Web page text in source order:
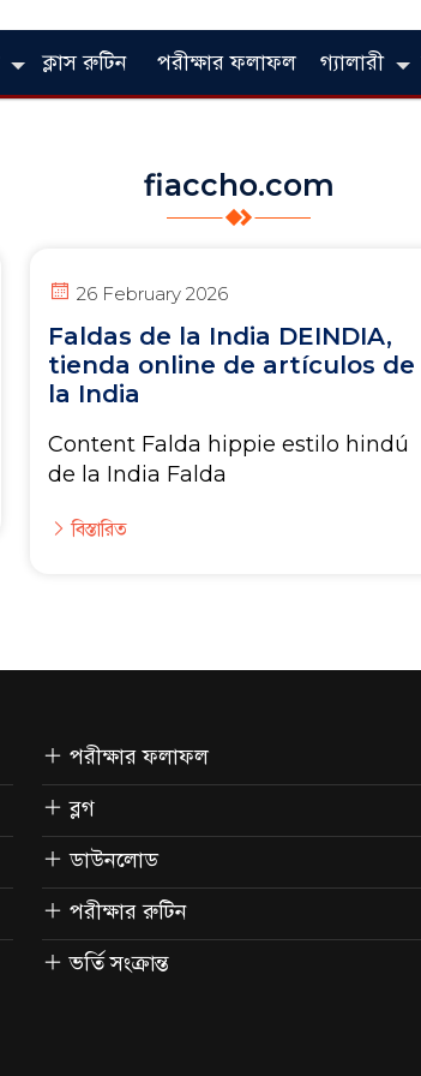
ক্লাস রুটিন পরীক্ষার ফলাফল গ্যালারী
fiaccho.com
26 February 2026
Faldas de la India DEINDIA,
tienda online de artículos de
la India
Content Falda hippie estilo hindú
de la India Falda
বিস্তারিত
পরীক্ষার ফলাফল
ব্লগ
ডাউনলোড
পরীক্ষার রুটিন
ভর্তি সংক্রান্ত